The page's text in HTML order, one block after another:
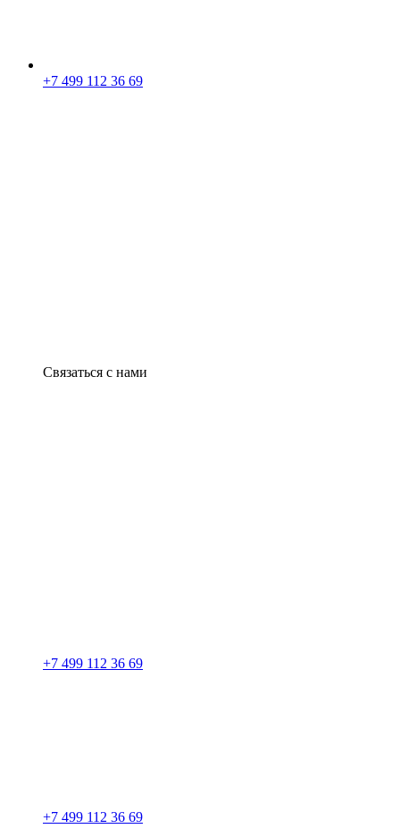
+7 499 112 36 69
Связаться с нами
+7 499 112 36 69
+7 499 112 36 69